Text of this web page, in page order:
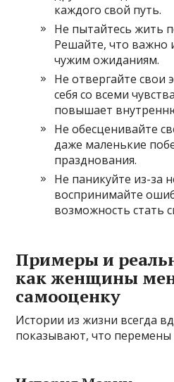
каждого свой путь.
Не пытайтесь жить
Решайте, что важно
чужим ожиданиям.
Не отвергайте
себя со всеми
повышает
Не обесценивайте
даже маленькие
празднования.
Не паникуйте из-за
воспринимайте
возможность стать
Примеры и
как женщины
самооценку
Истории из жизни всегда
показывают, что